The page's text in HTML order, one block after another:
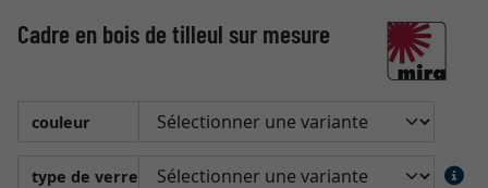
Cadre en bois de tilleul sur mesure
couleur
type de verre